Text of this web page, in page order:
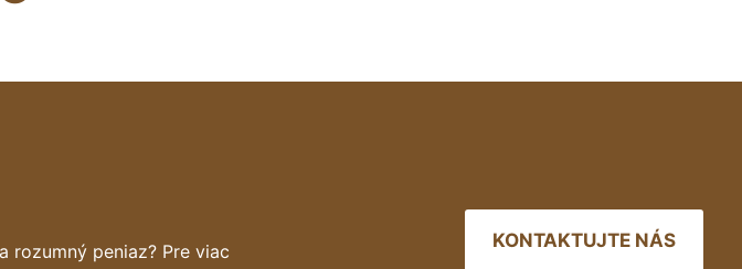
rozumný peniaz? Pre viac KONTAKTUJTE NÁS